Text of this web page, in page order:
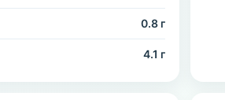
0.8 г
4.1 г